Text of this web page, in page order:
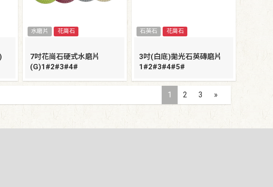
水磨片 花崗石
7吋花崗石硬式水磨片
(G)1#2#3#4#
石英石 花崗石
3吋(白底)拋光石英磚磨片
1#2#3#4#5#
1 2 3 »